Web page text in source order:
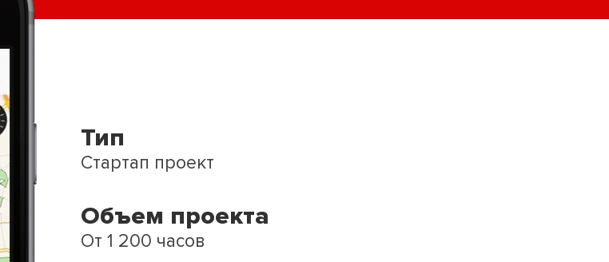
Тип
Стартап проект
Объем проекта
От 1 200 часов